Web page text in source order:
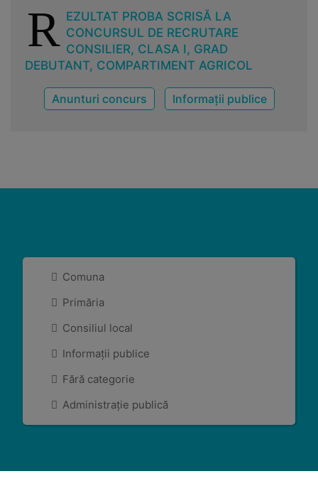
R EZULTAT PROBA SCRISĂ LA
CONCURSUL DE RECRUTARE
CONSILIER, CLASA I, GRAD
DEBUTANT, COMPARTIMENT AGRICOL
Anunturi concurs Informații publice
Comuna
Primăria
Consiliul local
Informații publice
Fără categorie
Administrație publică